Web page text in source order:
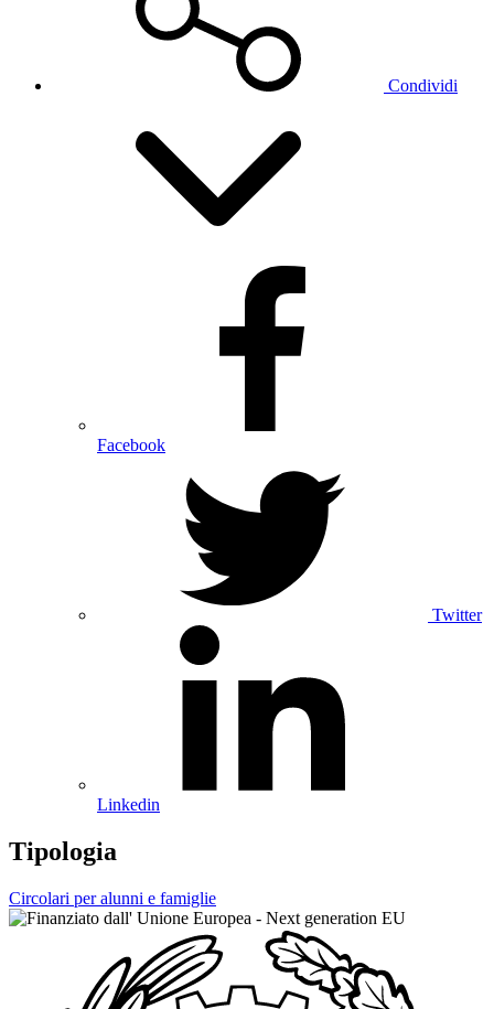
Condividi
Facebook
Twitter
Linkedin
Tipologia
Circolari per alunni e famiglie